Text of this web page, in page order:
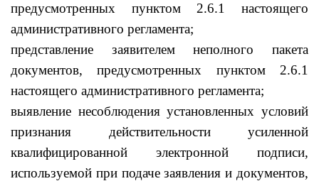
предусмотренных пунктом 2.6.1 настоящего
административного регламента;
представление заявителем неполного пакета
документов, предусмотренных пунктом 2.6.1
настоящего административного регламента;
выявление несоблюдения установленных условий
признания действительности усиленной
квалифицированной электронной подписи,
используемой при подаче заявления и документов,